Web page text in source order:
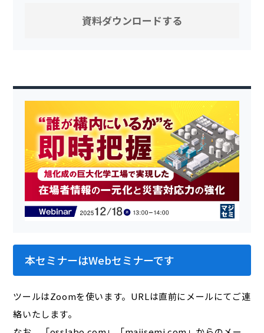
本セミナーはWebセミナーです
ツールはZoomを使います。URLは直前にメールにてご連
絡いたします。